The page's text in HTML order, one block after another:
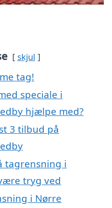
skjul
tag!
speciale i
hjælpe med?
3 tilbud på
tagrensning i
tryg ved
i Nørre